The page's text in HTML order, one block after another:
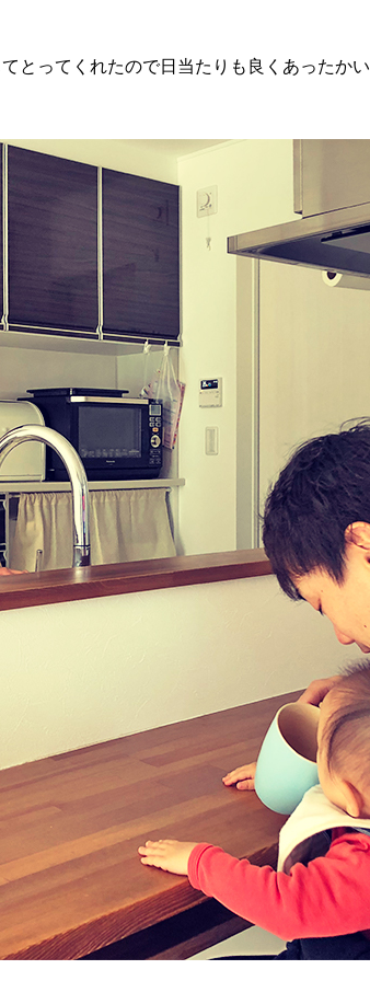
とってくれたので日当たりも良くあったか